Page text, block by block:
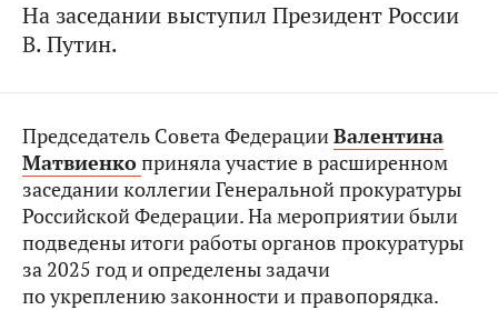
На заседании выступил Президент России
В. Путин.
Председатель Совета ФедерацииВалентина
Матвиенкоприняла участие в расширенном
заседании коллегии Генеральной прокуратуры
Российской Федерации. На мероприятии были
подведены итоги работы органов прокуратуры
за 2025 год и определены задачи
по укреплению законности и правопорядка.